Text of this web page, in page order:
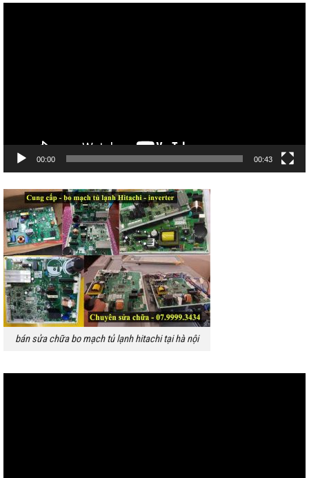
00:00 00:43
bán sửa chữa bo mạch tủ lạnh hitachi tại hà nội